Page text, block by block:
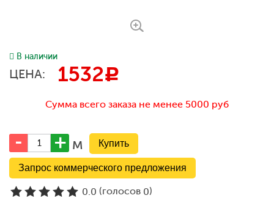
В наличии
ЦЕНА: 1532c
Сумма всего заказа не менее 5000 руб
м
Запрос коммерческого предложения
0.0 (голосов 0)